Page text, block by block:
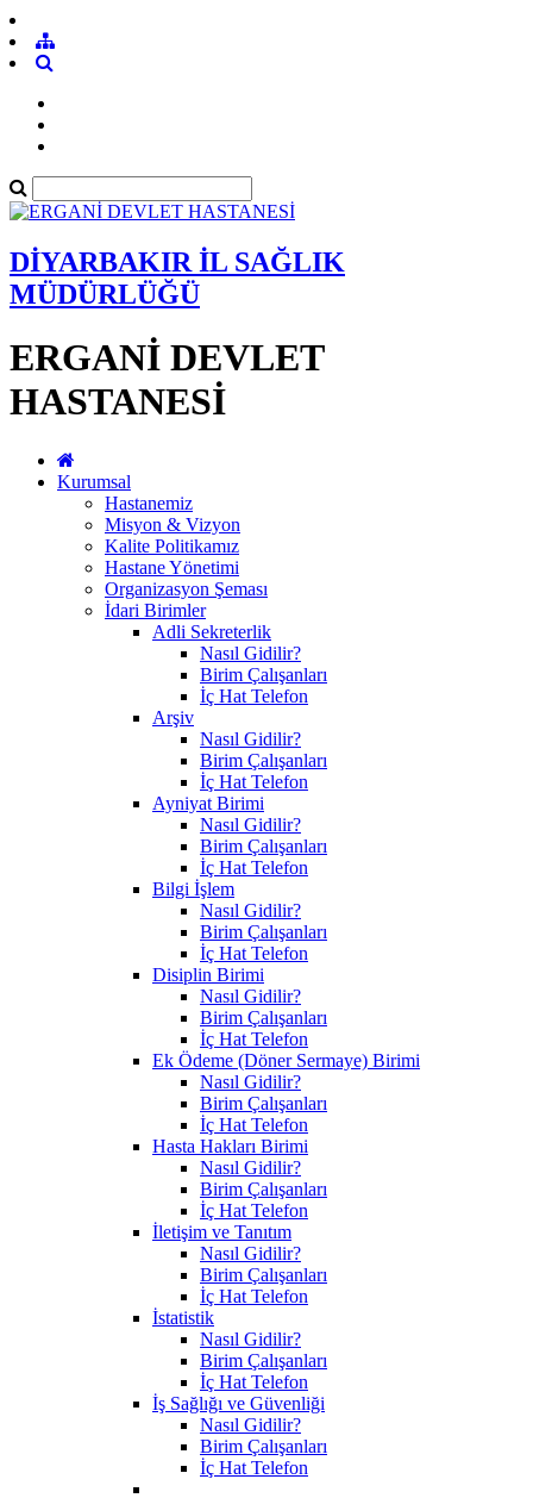
DİYARBAKIR İL SAĞLIK
MÜDÜRLÜĞÜ
ERGANİ DEVLET
HASTANESİ
Kurumsal
Hastanemiz
Misyon & Vizyon
Kalite Politikamız
Hastane Yönetimi
Organizasyon Şeması
İdari Birimler
Adli Sekreterlik
Nasıl Gidilir?
Birim Çalışanları
İç Hat Telefon
Arşiv
Nasıl Gidilir?
Birim Çalışanları
İç Hat Telefon
Ayniyat Birimi
Nasıl Gidilir?
Birim Çalışanları
İç Hat Telefon
Bilgi İşlem
Nasıl Gidilir?
Birim Çalışanları
İç Hat Telefon
Disiplin Birimi
Nasıl Gidilir?
Birim Çalışanları
İç Hat Telefon
Ek Ödeme (Döner Sermaye) Birimi
Nasıl Gidilir?
Birim Çalışanları
İç Hat Telefon
Hasta Hakları Birimi
Nasıl Gidilir?
Birim Çalışanları
İç Hat Telefon
İletişim ve Tanıtım
Nasıl Gidilir?
Birim Çalışanları
İç Hat Telefon
İstatistik
Nasıl Gidilir?
Birim Çalışanları
İç Hat Telefon
İş Sağlığı ve Güvenliği
Nasıl Gidilir?
Birim Çalışanları
İç Hat Telefon